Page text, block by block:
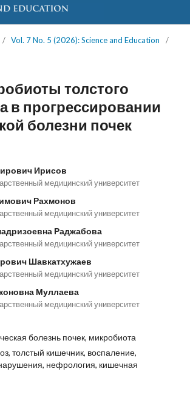
/ Vol. 7 No. 5 (2026): Science and Education
/
толстого
в прогрессировании
болезни почек
Ирисов
медицинский университет
Рахмонов
медицинский университет
Раджабова
медицинский университет
Шавкатхужаев
медицинский университет
Муллаева
медицинский университет
болезнь почек, микробиота
толстый кишечник, воспаление,
нефрология, кишечная